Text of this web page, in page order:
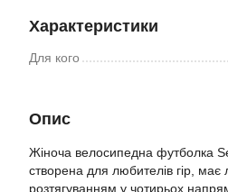
Характеристики
Для кого
Опис
Жіноча велосипедна футболка
створена для любителів гір, має
розтягуванням у чотирьох